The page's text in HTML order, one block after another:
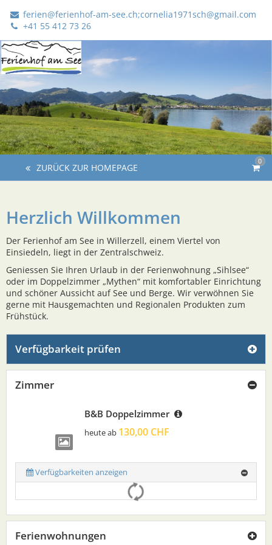
ferien@ferienhof-am-see.ch;cornelia1971sch@gmail.com
+41 55 412 73 26
0
ZURÜCK ZUR HOMEPAGE
Herzlich Willkommen
Der Ferienhof am See in Willerzell, einem Viertel von
Einsiedeln, liegt in der Zentralschweiz.
Geniessen Sie Ihren Urlaub in der Ferienwohnung „Sihlsee“
oder im Doppelzimmer „Mythen“ mit komfortabler Einrichtung
und schöner Aussicht auf See und Berge. Wir verwöhnen Sie
gerne mit Hausgemachten und Regionalen Produkten zum
Frühstück.
Verfügbarkeit prüfen
Zimmer
B&B Doppelzimmer
heute ab 130,00 CHF
Verfügbarkeiten anzeigen
Ferienwohnungen